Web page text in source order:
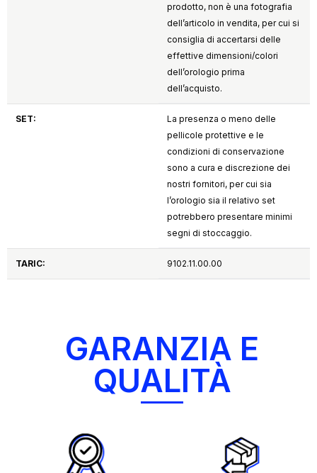
prodotto, non è una fotografia
dell’articolo in vendita, per cui si
consiglia di accertarsi delle
effettive dimensioni/colori
dell’orologio prima
dell’acquisto.
SET:
La presenza o meno delle
pellicole protettive e le
condizioni di conservazione
sono a cura e discrezione dei
nostri fornitori, per cui sia
l’orologio sia il relativo set
potrebbero presentare minimi
segni di stoccaggio.
TARIC: 9102.11.00.00
GARANZIA E
QUALITÀ